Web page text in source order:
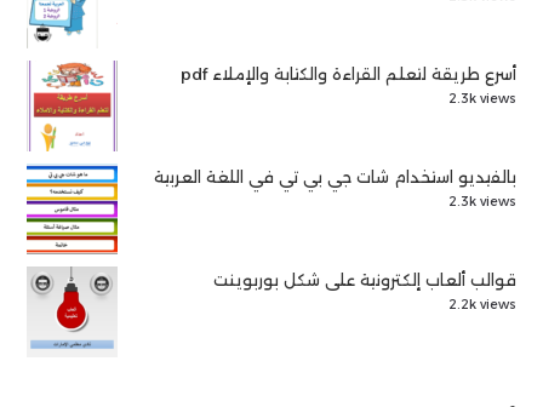
أسرع طريقة لتعلم القراءة والكتابة والإملاء pdf
2.3k views
بالفيديو استخدام شات جي بي تي في اللغة العربية
2.3k views
قوالب ألعاب إلكترونية على شكل بوربوينت
2.2k views